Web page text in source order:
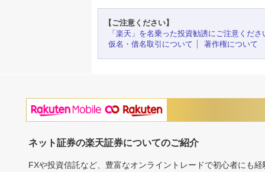
【ご注意ください】
「楽天」を名乗った投資勧誘にご注意くださ
仮名・借名取引について
著作権について
ネット証券の楽天証券についてのご紹介
FXや投資信託など、豊富なオンライントレードで初心者にも